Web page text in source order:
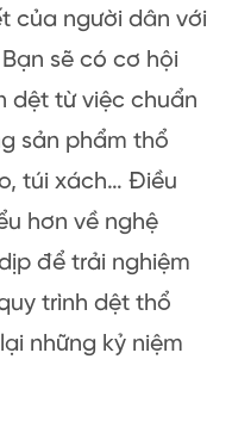
của người dân với
sẽ có cơ hội
dệt từ việc chuẩn
sản phẩm thổ
túi xách… Điều
hơn về nghệ
để trải nghiệm
trình dệt thổ
những kỷ niệm